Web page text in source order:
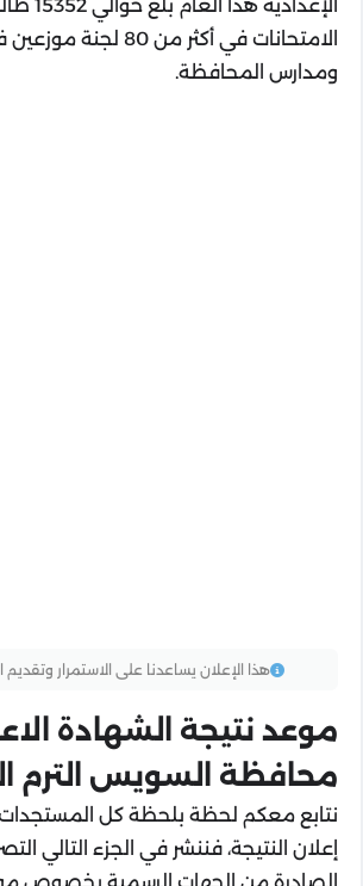
الامتحانات في أكثر من
ومدارس المحافظة.
هذا الإعلان يساعدنا على الاستمرار وتقديم
موعد نتيجة الشهادة
محافظة السويس الترم
نتابع معكم لحظة بلحظة كل
إعلان النتيجة، فننشر في الجزء التالي